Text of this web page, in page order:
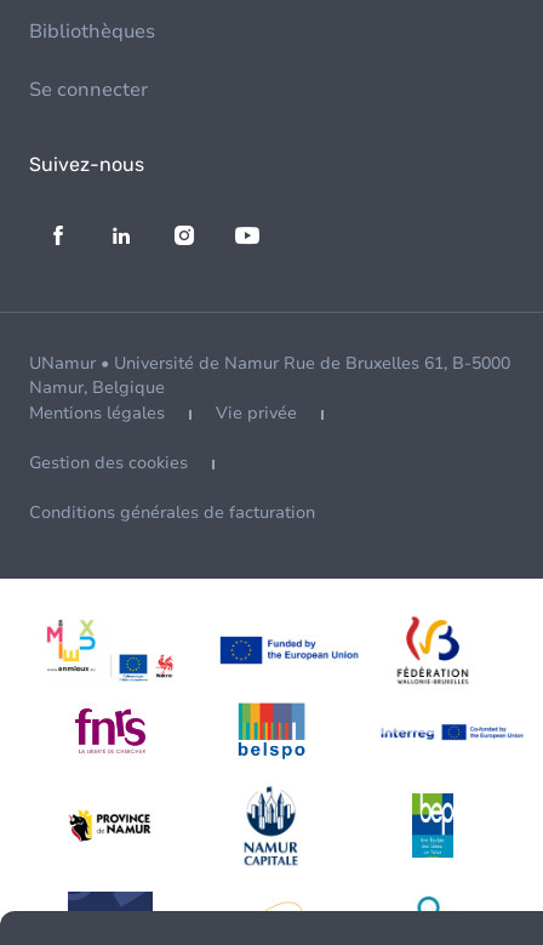
Bibliothèques
Se connecter
Suivez-nous
UNamur • Université de Namur Rue de Bruxelles 61, B-5000
Namur, Belgique
Mentions légales
Vie privée
Gestion des cookies
Conditions générales de facturation